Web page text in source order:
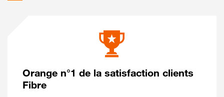
Orange n°1 de la satisfaction clients
Fibre